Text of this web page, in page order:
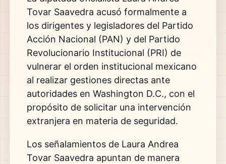
Tovar Saavedra acusó formalmente a
los dirigentes y legisladores del Partido
Acción Nacional (PAN) y del Partido
Revolucionario Institucional (PRI) de
vulnerar el orden institucional mexicano
al realizar gestiones directas ante
autoridades en Washington D.C., con el
propósito de solicitar una intervención
extranjera en materia de seguridad.
Los señalamientos de Laura Andrea
Tovar Saavedra apuntan de manera